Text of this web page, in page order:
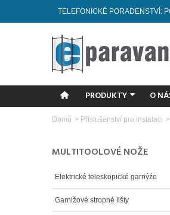
TELEFONICKÉ PORADENSTVÍ:
PRODUKTY O
Domů > Příslušenství pro instalaci >
MULTITOOLOVÉ NOŽE
Elektrické teleskopické garnýže
Garnižové stropné lišty